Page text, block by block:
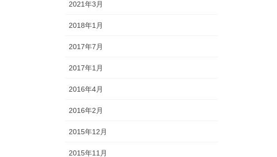
2021年3月
2018年1月
2017年7月
2017年1月
2016年4月
2016年2月
2015年12月
2015年11月